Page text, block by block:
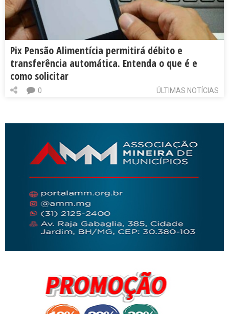
Pix Pensão Alimentícia permitirá débito e
transferência automática. Entenda o que é e
como solicitar
ÚLTIMAS NOTÍCIAS
0